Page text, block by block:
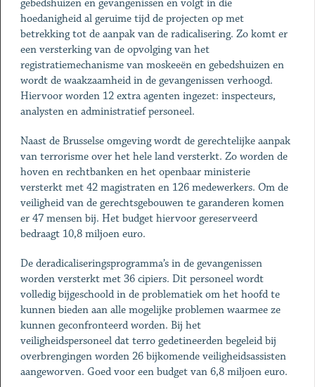
gebedshuizen en gevangenissen en volgt in die
hoedanigheid al geruime tijd de projecten op met
betrekking tot de aanpak van de radicalisering. Zo komt er
een versterking van de opvolging van het
registratiemechanisme van moskeeën en gebedshuizen en
wordt de waakzaamheid in de gevangenissen verhoogd.
Hiervoor worden 12 extra agenten ingezet: inspecteurs,
analysten en administratief personeel.
Naast de Brusselse omgeving wordt de gerechtelijke aanpak
van terrorisme over het hele land versterkt. Zo worden de
hoven en rechtbanken en het openbaar ministerie
versterkt met 42 magistraten en 126 medewerkers. Om de
veiligheid van de gerechtsgebouwen te garanderen komen
er 47 mensen bij. Het budget hiervoor gereserveerd
bedraagt 10,8 miljoen euro.
De deradicaliseringsprogramma’s in de gevangenissen
worden versterkt met 36 cipiers. Dit personeel wordt
volledig bijgeschoold in de problematiek om het hoofd te
kunnen bieden aan alle mogelijke problemen waarmee ze
kunnen geconfronteerd worden. Bij het
veiligheidspersoneel dat terro gedetineerden begeleid bij
overbrengingen worden 26 bijkomende veiligheidsassisten
aangeworven. Goed voor een budget van 6,8 miljoen euro.